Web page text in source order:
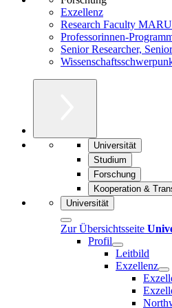
Exzellenz
Research Faculty
Professorinnen-
Senior Researcher,
Universität
Studium
Forschung
Kooperation &
Universität
Zur Übersichtsseite
Profil
Leitbild
Exzellenz